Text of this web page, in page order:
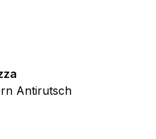
Antirutsch